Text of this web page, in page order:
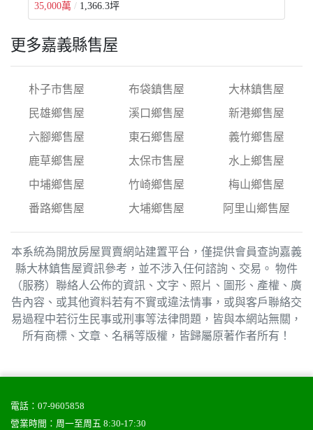
35,000萬 1,366.3坪
更多嘉義縣售屋
朴子市售屋 布袋鎮售屋
大林鎮售屋
民雄鄉售屋
溪口鄉售屋
新港鄉售屋
六腳鄉售屋
東石鄉售屋
義竹鄉售屋
鹿草鄉售屋
太保市售屋
水上鄉售屋
中埔鄉售屋
竹崎鄉售屋
梅山鄉售屋
番路鄉售屋
大埔鄉售屋 阿里山鄉售屋
本系統為開放房屋買賣網站建置平台，僅提供會員查詢嘉義
縣大林鎮售屋資訊參考，並不涉入任何諮詢、交易。 物件
（服務）聯絡人公佈的資訊、文字、照片、圖形、產權、廣
告內容、或其他資料若有不實或違法情事，或與客戶聯絡交
易過程中若衍生民事或刑事等法律問題，皆與本網站無關，
所有商標、文章、名稱等版權，皆歸屬原著作者所有！
電話： 07-9605858
營業時間：周一至周五 8:30-17:30